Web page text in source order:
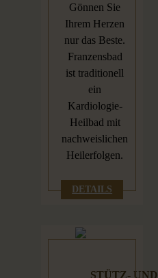
Gönnen Sie
Ihrem Herzen
nur das Beste.
Franzensbad
ist traditionell
ein
Kardiologie-
Heilbad mit
nachweislichen
Heilerfolgen.
DETAILS
STÜTZ- UND